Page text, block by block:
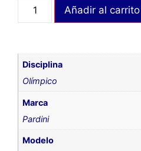
Añadir al carrito
Disciplina
Olímpico
Marca
Pardini
Modelo